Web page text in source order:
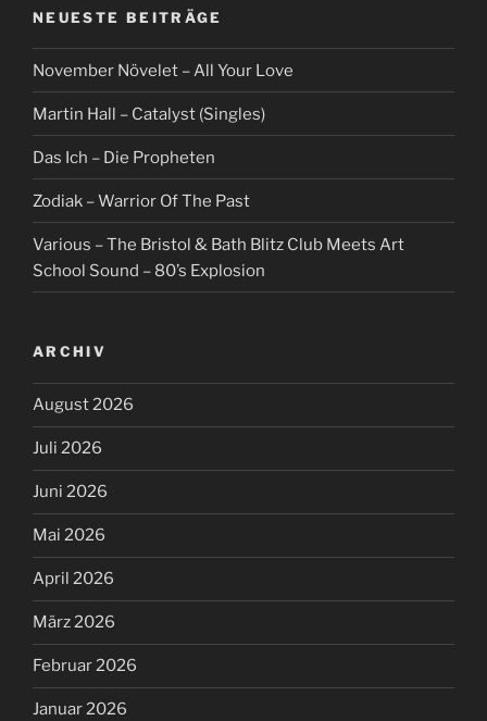
NEUESTE BEITRÄGE
November Növelet – All Your Love
Martin Hall – Catalyst (Singles)
Das Ich – Die Propheten
Zodiak – Warrior Of The Past
Various – The Bristol & Bath Blitz Club Meets Art
School Sound – 80’s Explosion
ARCHIV
August 2026
Juli 2026
Juni 2026
Mai 2026
April 2026
März 2026
Februar 2026
Januar 2026